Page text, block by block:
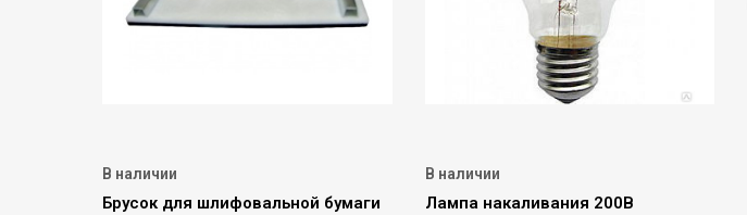
В наличии
Брусок для шлифовальной бумаги
В наличии
Лампа накаливания 200В